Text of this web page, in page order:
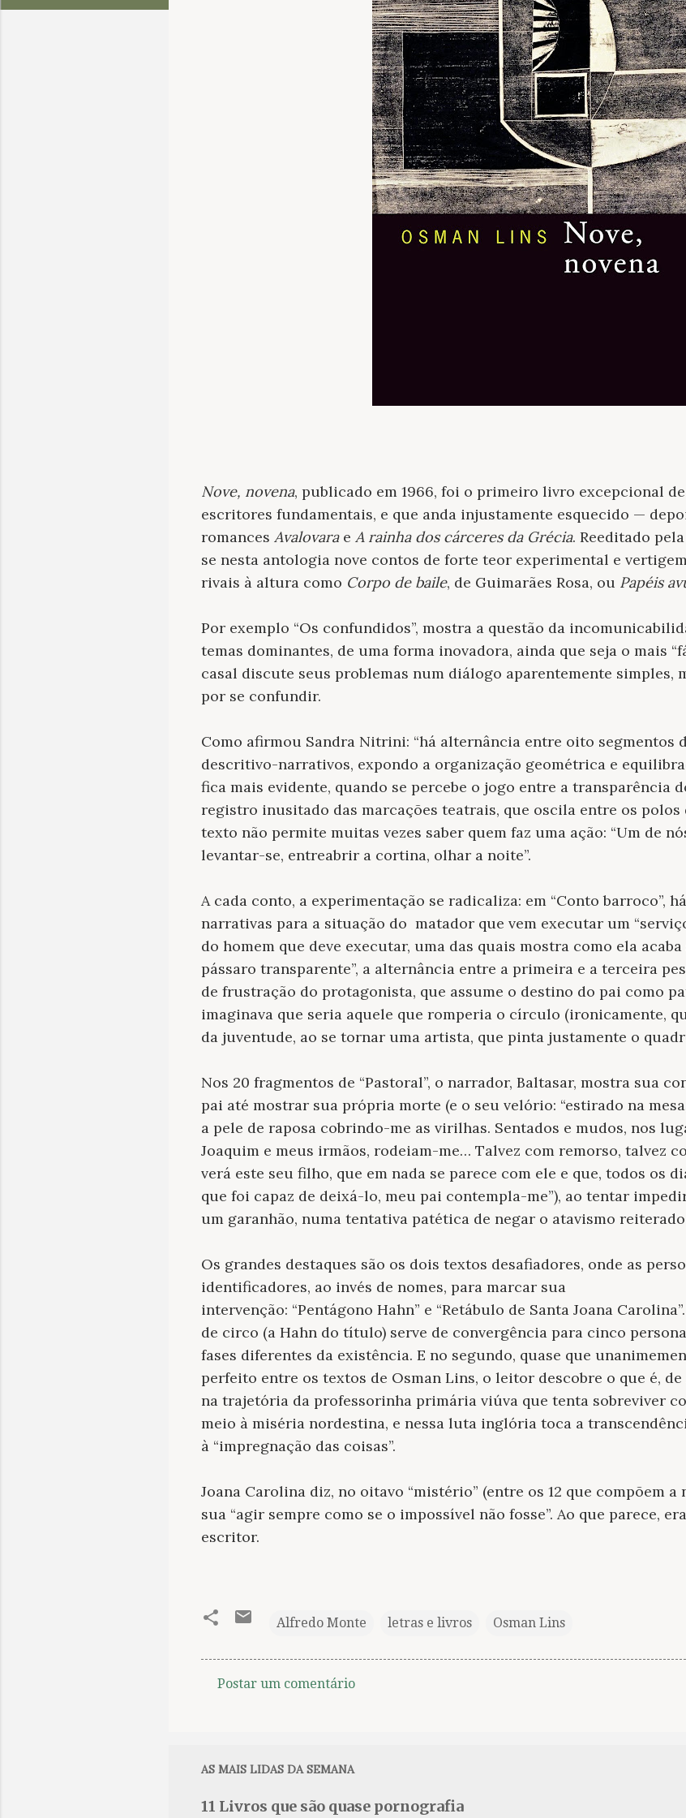
Nove, novena, publicado em 1966, foi o primeiro livro excepcional
escritores fundamentais, e que anda injustamente esquecido —
romances Avalovarae A rainha dos cárceres da Grécia. Reeditado
se nesta antologia nove contos de forte teor experimental e
rivais à altura como Corpo de baile, de Guimarães Rosa, ou Papéis
Por exemplo “Os confundidos”, mostra a questão da
temas dominantes, de uma forma inovadora, ainda que seja o mais
casal discute seus problemas num diálogo aparentemente simples,
por se confundir.
Como afirmou Sandra Nitrini: “há alternância entre oito segmentos
descritivo-narrativos, expondo a organização geométrica e
fica mais evidente, quando se percebe o jogo entre a transparência
registro inusitado das marcações teatrais, que oscila entre os polos
texto não permite muitas vezes saber quem faz uma ação: “Um de
levantar-se, entreabrir a cortina, olhar a noite”.
A cada conto, a experimentação se radicaliza: em “Conto barroco”,
narrativas para a situação do matador que vem executar um
do homem que deve executar, uma das quais mostra como ela
pássaro transparente”, a alternância entre a primeira e a terceira
de frustração do protagonista, que assume o destino do pai como
imaginava que seria aquele que romperia o círculo (ironicamente,
da juventude, ao se tornar uma artista, que pinta justamente o
Nos 20 fragmentos de “Pastoral”, o narrador, Baltasar, mostra sua
pai até mostrar sua própria morte (e o seu velório: “estirado na
a pele de raposa cobrindo-me as virilhas. Sentados e mudos, nos
Joaquim e meus irmãos, rodeiam-me… Talvez com remorso, talvez
verá este seu filho, que em nada se parece com ele e que, todos os
que foi capaz de deixá-lo, meu pai contempla-me”), ao tentar
um garanhão, numa tentativa patética de negar o atavismo
Os grandes destaques são os dois textos desafiadores, onde as
identificadores, ao invés de nomes, para marcar sua
intervenção: “Pentágono Hahn” e “Retábulo de Santa Joana
de circo (a Hahn do título) serve de convergência para cinco
fases diferentes da existência. E no segundo, quase que
perfeito entre os textos de Osman Lins, o leitor descobre o que é,
na trajetória da professorinha primária viúva que tenta sobreviver
meio à miséria nordestina, e nessa luta inglória toca a
à “impregnação das coisas”.
Joana Carolina diz, no oitavo “mistério” (entre os 12 que compõem
sua “agir sempre como se o impossível não fosse”. Ao que parece,
escritor.
Alfredo Monte letras e livros Osman Lins
e
t
Postar um comentário
AS MAIS LIDAS DA SEMANA
11 Livros que são quase pornografia